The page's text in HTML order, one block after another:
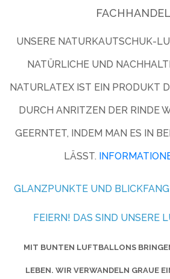
UNSERE NATURKAUTSCHUK-
NATÜRLICHE UND
NATURLATEX IST EIN PRODUKT
DURCH ANRITZEN DER RINDE
GEERNTET, INDEM MAN ES IN
ÄSST.
GLANZPUNKTE UND
FEIERN! DAS SIND UNSERE
MIT BUNTEN LUFTBALLONS
LEBEN. WIR VERWANDELN GRAUE